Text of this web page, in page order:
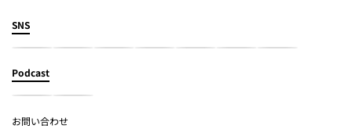
SNS
Podcast
お問い合わせ